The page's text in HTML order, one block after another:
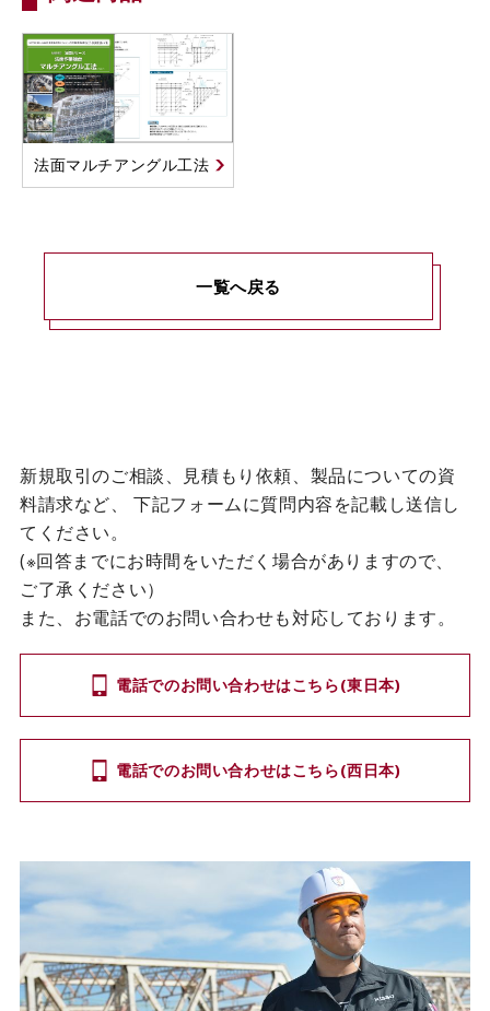
法面マルチアングル工法
一覧へ戻る
新規取引のご相談、見積もり依頼、製品についての資
料請求など、
下記フォームに質問内容を記載し送信し
てください。
(※回答までにお時間をいただく場合がありますので、
ご了承ください）
また、お電話でのお問い合わせも対応しております。
電話でのお問い合わせはこちら(東日本)
電話でのお問い合わせはこちら(西日本)